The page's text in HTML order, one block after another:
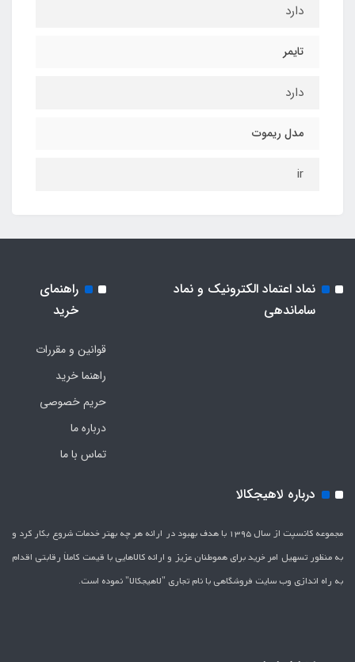
دارد
تایمر
دارد
مدل ریموت
ir
نماد اعتماد الکترونیک و نماد
ساماندهی
راهنمای
خرید
قوانین و مقررات
راهنما خرید
حریم خصوصی
درباره ما
تماس با ما
درباره لاهیجکالا
مجموعه کانسپت از سال 1395 با هدف بهبود در ارائه هر چه بهتر خدمات شروع بکار کرد و
به منظور تسهیل امر خرید برای هموطنان عزیز و ارائه کالاهایی با قیمت کاملاَ رقابتی اقدام
به راه اندازی وب سایت فروشگاهی با نام تجاری "لاهیج­کالا" نموده است.